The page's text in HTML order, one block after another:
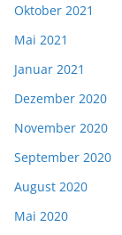
Oktober 2021
Mai 2021
Januar 2021
Dezember 2020
November 2020
September 2020
August 2020
Mai 2020